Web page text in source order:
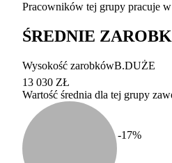
duży
Pracowników tej grupy pracuje
ŚREDNIE
Wysokość zarobkówB.DUŻE
13 030 ZŁ
Wartość średnia dla tej grupy
-17%